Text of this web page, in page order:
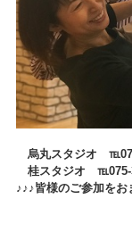
烏丸スタジオ
桂スタジオ ℡075-
♪♪♪皆様のご参加をお